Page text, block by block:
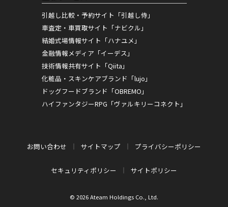
引越し比較・予約サイト「引越し侍」
車査定・車買取サイト「ナビクル」
結婚式場情報サイト「ハナユメ」
金融情報メディア「イーデス」
技術情報共有サイト「Qiita」
化粧品・スキンケアブランド「lujo」
ドッグフードブランド「OBREMO」
ハイファンタジーRPG「ヴァルキリーコネクト」
お問い合わせ サイトマップ プライバシーポリシー
セキュリティポリシー サイトポリシー
© 2026 Ateam Holdings Co., Ltd.